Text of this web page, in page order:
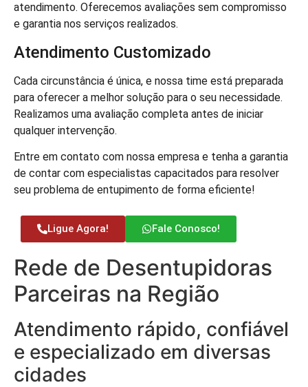
atendimento. Oferecemos avaliações sem compromisso
e garantia nos serviços realizados.
Atendimento Customizado
Cada circunstância é única, e nossa time está preparada
para oferecer a melhor solução para o seu necessidade.
Realizamos uma avaliação completa antes de iniciar
qualquer intervenção.
Entre em contato com nossa empresa e tenha a garantia
de contar com especialistas capacitados para resolver
seu problema de entupimento de forma eficiente!
Ligue Agora! Fale Conosco!
Rede de Desentupidoras
Parceiras na Região
Atendimento rápido, confiável
e especializado em diversas
cidades